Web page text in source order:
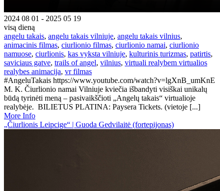
2024 08 01 - 2025 05 19
visą dieną
angelu takais, angelu takais vilniuje, angelu takais vilnius,
animacinis filmas, ciurlionio filmas, ciurlionio namai, ciurlionio
namuose, ciurlionis, kas vyksta vilniuje, kulturinis turizmas, patirtis,
saviciaus gatve, trails of angel, vilnius, virtuali realybem virtualios
realybes animacija, vr filmas
#AngeluTakais https://www.youtube.com/watch?v=lgXnB_umKnE
M. K. Čiurlionio namai Vilniuje kviečia išbandyti visiškai unikalų
būdą tyrinėti meną – pasivaikščioti „Angelų takais“ virtualioje
realybėje. BILIETUS PLATINA: Paysera Tickets. (vietoje [...]
More Info
„Čiurlionis Leipcige“ | Guoda Gedvilaitė (fortepijonas)